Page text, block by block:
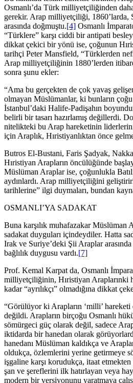
Osmanlı’da Türk milliyetçiliğinden
gerekir. Arap milliyetçiliği, 1860’larda,
arasında doğmuştu.[4] Osmanlı
“Türklere” karşı ciddi bir antipati
dikkat çekici bir yönü ise, çoğunun
tarihçi Peter Mansfield, “Türklerden
Arap milliyetçiliğinin 1880’lerden
sonra şunu ekler:
“Ama bu gerçekten de çok yavaş
olmayan Müslümanlar, ki bunların
İstanbul’daki Halife-Padişahın
belirli bir tasarı hazırlamış değillerdi.
nitelikteki bu Arap hareketinin
için Araplık, Hıristiyanlıktan önce
Butros El-Bustani, Faris Şadyak,
Hıristiyan Arapların öncülüğünde
Müslüman Araplar ise, çoğunlukla
aydınlardı. Arap milliyetçiliğini
tarihlerine” ilgi duymaları, bundan
OSMANLI’YA SADAKAT
Buna karşılık muhafazakar Müslüman
sadakat duyguları içindeydiler. Hatta
Irak ve Suriye’deki Şii Araplar
bağlılık duygusu vardı.[7]
Prof. Kemal Karpat da, Osmanlı
milliyetçiliğinin, Hıristiyan Araplarınki
kadar “ayrılıkçı” olmadığına dikkat
“Görülüyor ki Arapların ‘milli’ hareketi
değildi. Arapların birçoğu Osmanlı
sömürgeci güç olarak değil, sadece
iktidarda bir hanedan olarak
hanedanı Müslüman kaldıkça ve
oldukça, özlemlerini yerine getirmeye
işgaline karşı korudukça, itaat
şan ve şereflerini ilk hatırlayan veya
modern bir versiyonunu yaratmaya